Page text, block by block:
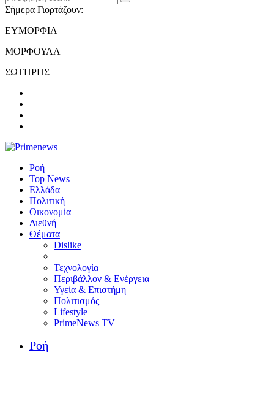
Σήμερα Γιορτάζουν:
ΕΥΜΟΡΦΙΑ
ΜΟΡΦΟΥΛΑ
ΣΩΤΗΡΗΣ
Ροή
Top News
Ελλάδα
Πολιτική
Οικονομία
Διεθνή
Θέματα
Dislike
Τεχνολογία
Περιβάλλον & Ενέργεια
Υγεία & Επιστήμη
Πολιτισμός
Lifestyle
PrimeNews TV
Ροή